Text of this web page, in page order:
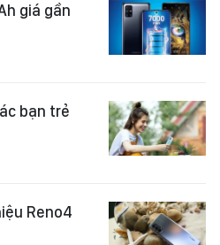
giá gần
bạn trẻ
Reno4